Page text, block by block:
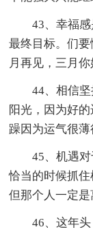
43、幸福
最终目标。们
月再见，三月你
44、相信
阳光，因为好
躁因为运气很
45、机遇
恰当的时候抓住
但那个人一定是
46、这年